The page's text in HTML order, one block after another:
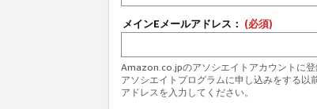
メインEメールアドレス： (必須)
Amazon.co.jpのアソシエイトアカウントに登
アソシエイトプログラムに申し込みをする以
アドレスを入力してください。